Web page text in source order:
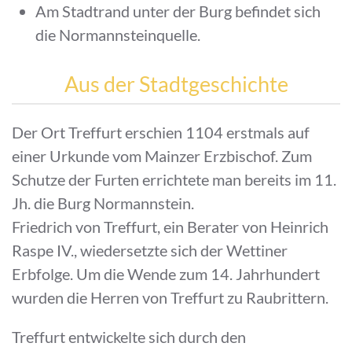
Am Stadtrand unter der Burg befindet sich
die Normannsteinquelle.
Aus der Stadtgeschichte
Der Ort Treffurt erschien 1104 erstmals auf
einer Urkunde vom Mainzer Erzbischof. Zum
Schutze der Furten errichtete man bereits im 11.
Jh. die Burg Normannstein.
Friedrich von Treffurt, ein Berater von Heinrich
Raspe IV., wiedersetzte sich der Wettiner
Erbfolge. Um die Wende zum 14. Jahrhundert
wurden die Herren von Treffurt zu Raubrittern.
Treffurt entwickelte sich durch den